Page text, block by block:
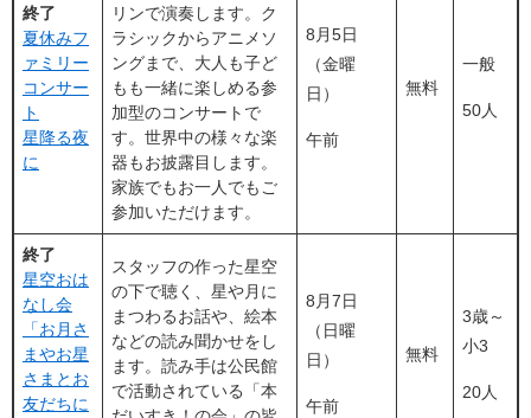
終了
夏休みフ
ァミリー
コンサー
ト
星降る夜
に
リンで演奏します。ク
ラシックからアニメソ
ングまで、大人も子ど
もも一緒に楽しめる参
加型のコンサートで
す。世界中の様々な楽
器もお披露目します。
家族でもお一人でもご
参加いただけます。
8月5日
（金曜
日）
午前
無料
一般
50人
終了
星空おは
なし会
「お月さ
まやお星
さまとお
友だちに
スタッフの作った星空
の下で聴く、星や月に
まつわるお話や、絵本
などの読み聞かせをし
ます。読み手は公民館
で活動されている「本
8月7日
（日曜
日）
午前
無料
3歳～
小3
20人